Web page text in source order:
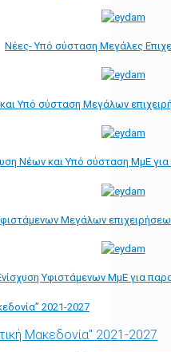
Νέες- Υπό σύσταση Μεγάλες
Υπό σύσταση Μεγάλων
Νέων και Υπό σύσταση ΜμΕ
Μεγάλων
Υφιστάμενων ΜμΕ για
2021-2027
Μακεδονία" 2021-2027